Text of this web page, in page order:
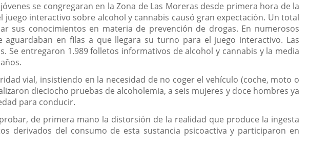
se congregaran en la Zona de Las Moreras desde primera hora de la
interactivo sobre alcohol y cannabis causó gran expectación. Un total
sus conocimientos en materia de prevención de drogas. En numerosos
en filas a que llegara su turno para el juego interactivo. Las
entregaron 1.989 folletos informativos de alcohol y cannabis y la media
vial, insistiendo en la necesidad de no coger el vehículo (coche, moto o
dieciocho pruebas de alcoholemia, a seis mujeres y doce hombres ya
para conducir.
de primera mano la distorsión de la realidad que produce la ingesta
derivados del consumo de esta sustancia psicoactiva y participaron en